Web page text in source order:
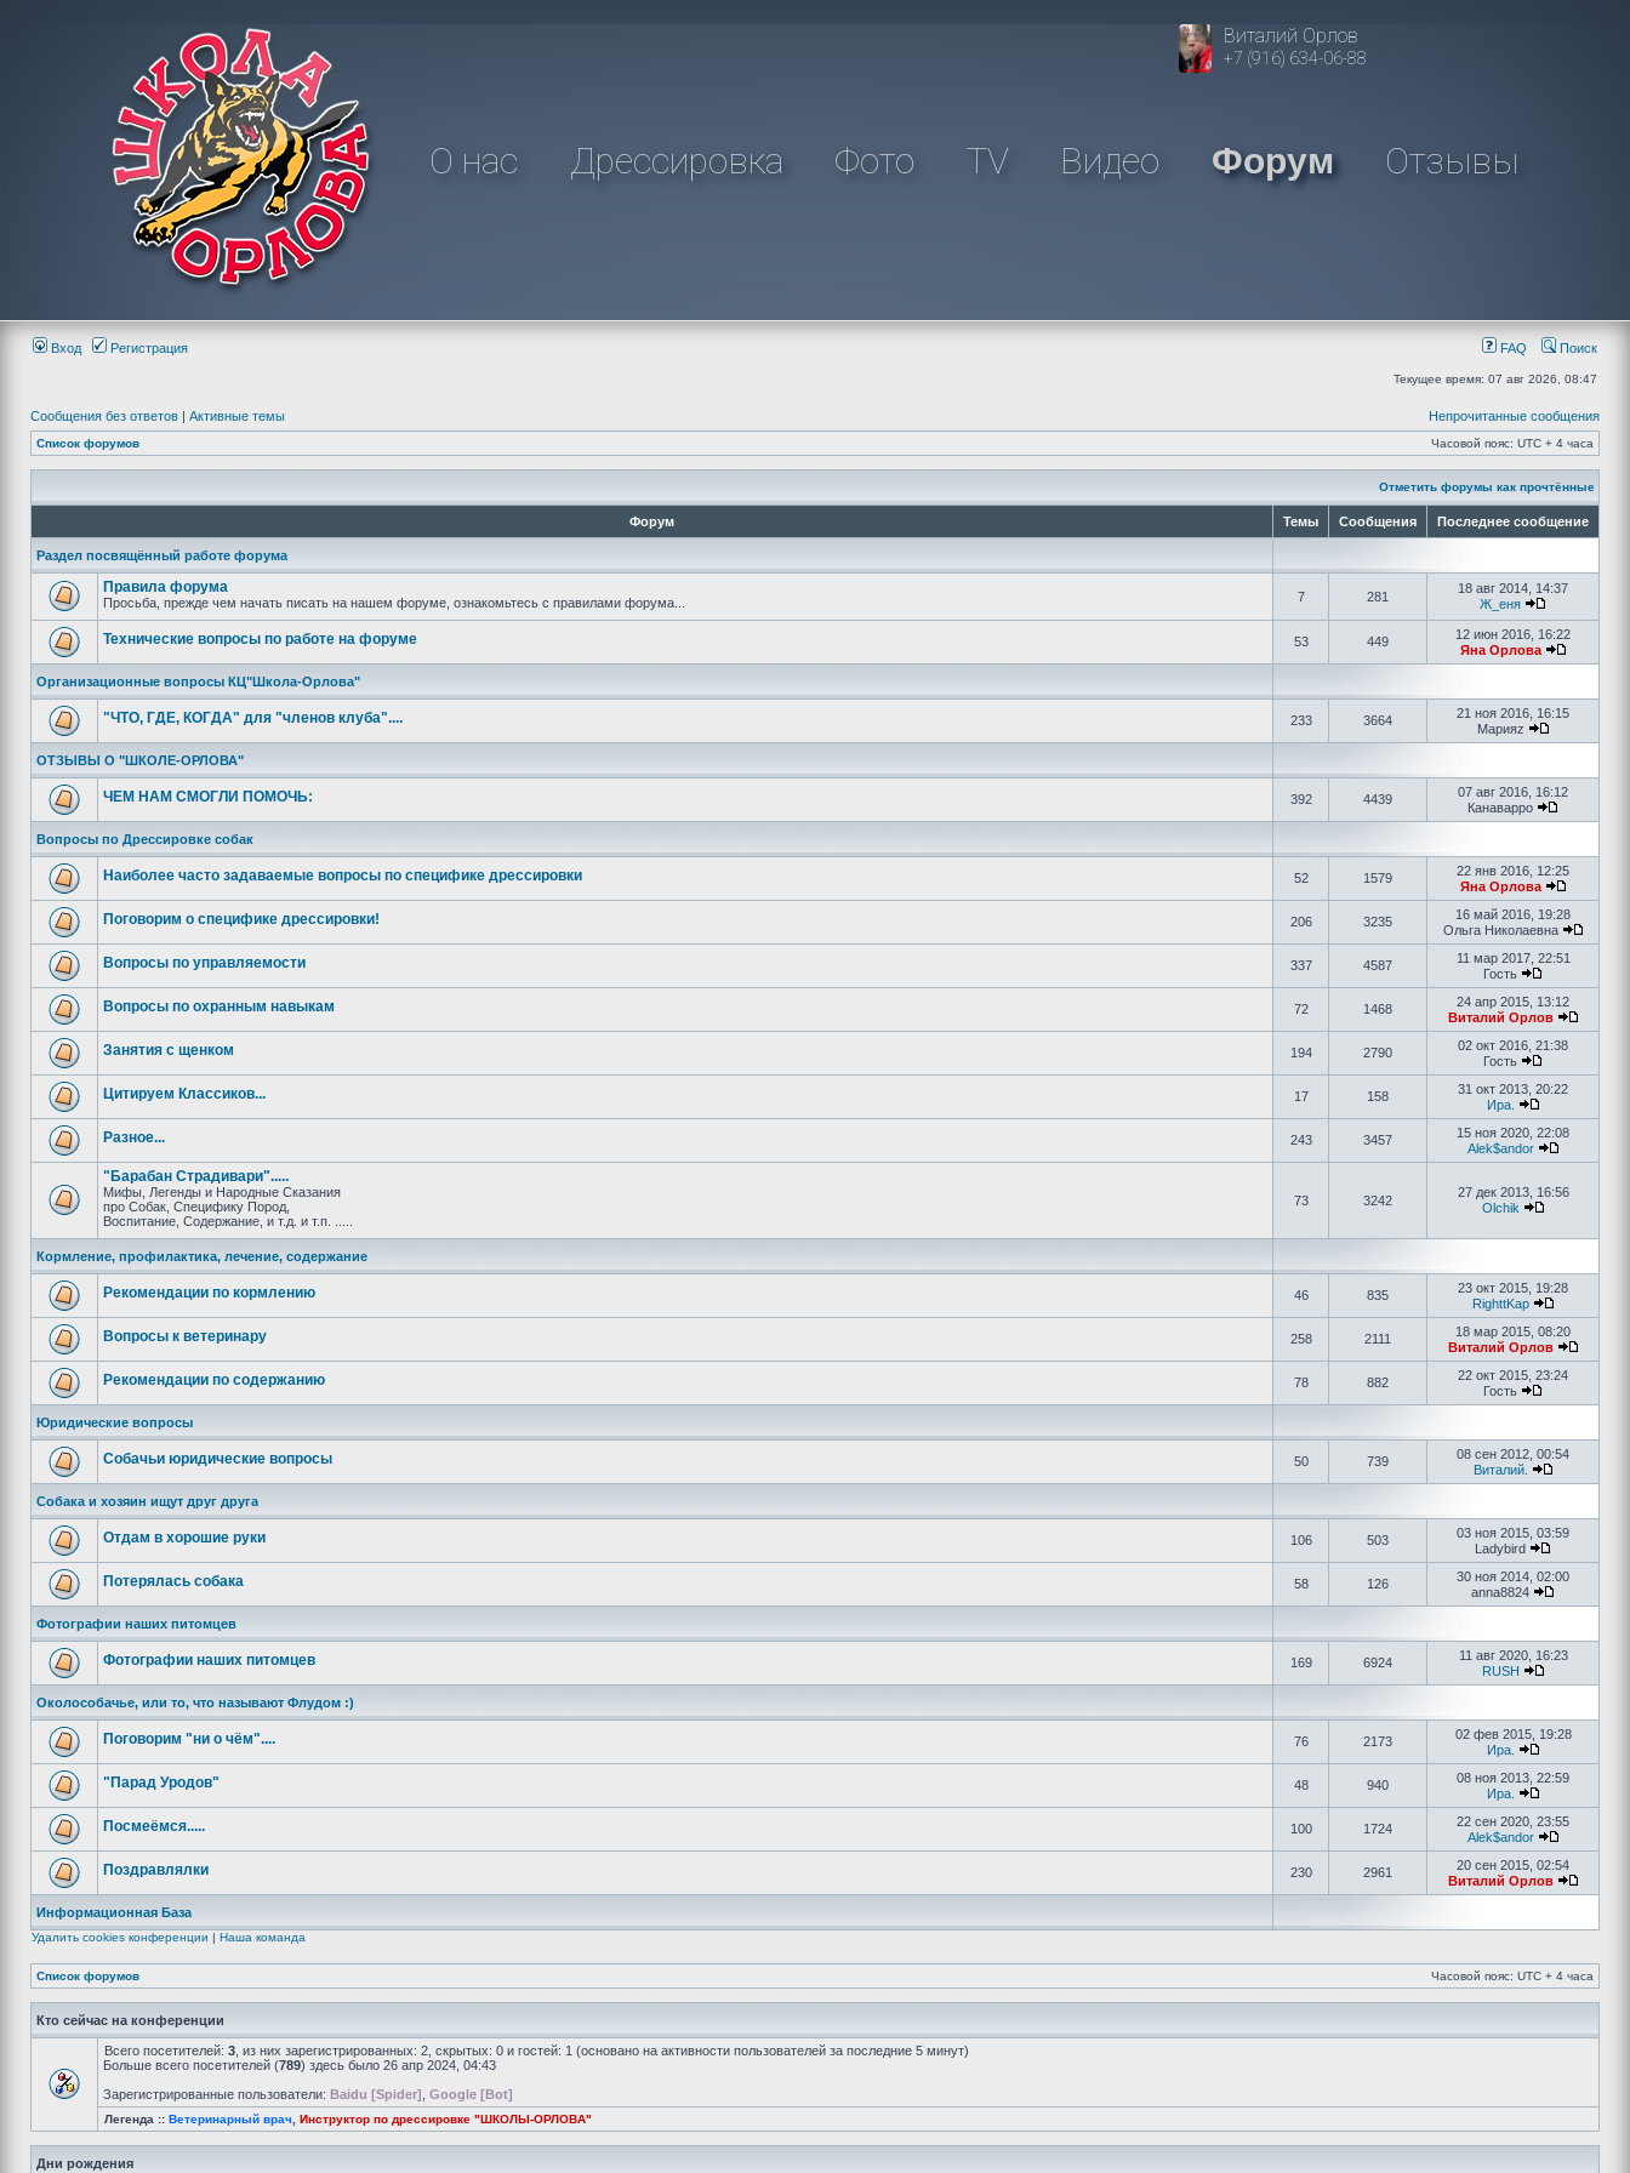
Виталий Орлов
+7 (916) 634-06-88
О нас Дрессировка Фото TV Видео Форум Отзывы
Вход Регистрация FAQ Поиск
Текущее время: 07 авг 2026, 08:47
Сообщения без ответов | Активные темы Непрочитанные сообщения
Список форумов Часовой пояс: UTC + 4 часа
Отметить форумы как прочтённые
Форум Темы Сообщения Последнее сообщение
Раздел посвящённый работе форума
Правила форума
Просьба, прежде чем начать писать на нашем форуме, ознакомьтесь с правилами форума... 7 281
18 авг 2014, 14:37
Ж_еня
Технические вопросы по работе на форуме 53 449
12 июн 2016, 16:22
Яна Орлова
Организационные вопросы КЦ"Школа-Орлова"
"ЧТО, ГДЕ, КОГДА" для "членов клуба".... 233 3664
21 ноя 2016, 16:15
Марияz
ОТЗЫВЫ О "ШКОЛЕ-ОРЛОВА"
ЧЕМ НАМ СМОГЛИ ПОМОЧЬ: 392 4439
07 авг 2016, 16:12
Канаварро
Вопросы по Дрессировке собак
Наиболее часто задаваемые вопросы по специфике дрессировки 52 1579
22 янв 2016, 12:25
Яна Орлова
Поговорим о специфике дрессировки! 206 3235
16 май 2016, 19:28
Ольга Николаевна
Вопросы по управляемости 337 4587
11 мар 2017, 22:51
Гость
Вопросы по охранным навыкам 72 1468
24 апр 2015, 13:12
Виталий Орлов
Занятия с щенком 194 2790
02 окт 2016, 21:38
Гость
Цитируем Классиков... 17 158
31 окт 2013, 20:22
Ира.
Разное... 243 3457
15 ноя 2020, 22:08
Alek$andor
"Барабан Страдивари".....
Мифы, Легенды и Народные Сказания
про Собак, Специфику Пород,
Воспитание, Содержание, и т.д. и т.п. .....
73 3242
27 дек 2013, 16:56
Olchik
Кормление, профилактика, лечение, содержание
Рекомендации по кормлению 46 835
23 окт 2015, 19:28
RighttKap
Вопросы к ветеринару 258 2111
18 мар 2015, 08:20
Виталий Орлов
Рекомендации по содержанию 78 882
22 окт 2015, 23:24
Гость
Юридические вопросы
Собачьи юридические вопросы 50 739
08 сен 2012, 00:54
Виталий.
Собака и хозяин ищут друг друга
Отдам в хорошие руки 106 503
03 ноя 2015, 03:59
Ladybird
Потерялась собака 58 126
30 ноя 2014, 02:00
anna8824
Фотографии наших питомцев
Фотографии наших питомцев 169 6924
11 авг 2020, 16:23
RUSH
Околособачье, или то, что называют Флудом :)
Поговорим "ни о чём".... 76 2173
02 фев 2015, 19:28
Ира.
"Парад Уродов" 48 940
08 ноя 2013, 22:59
Ира.
Посмеёмся..... 100 1724
22 сен 2020, 23:55
Alek$andor
Поздравлялки 230 2961
20 сен 2015, 02:54
Виталий Орлов
Информационная База
Удалить cookies конференции | Наша команда
Список форумов Часовой пояс: UTC + 4 часа
Кто сейчас на конференции
Всего посетителей: 3 , из них зарегистрированных: 2, скрытых: 0 и гостей: 1 (основано на активности пользователей за последние 5 минут)
Больше всего посетителей (789) здесь было 26 апр 2024, 04:43
Зарегистрированные пользователи: Baidu [Spider] Google [Bot]
Легенда :: Ветеринарный врач Инструктор по дрессировке "ШКОЛЫ-ОРЛОВА"
Дни рождения